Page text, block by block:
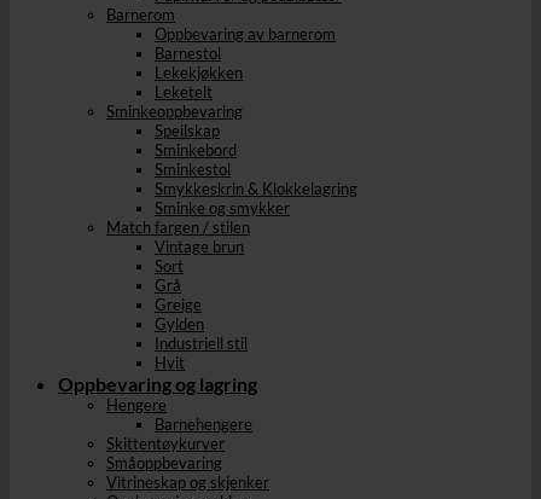
Barnerom
Oppbevaring av barnerom
Barnestol
Lekekjøkken
Leketelt
Sminkeoppbevaring
Speilskap
Sminkebord
Sminkestol
Smykkeskrin & Klokkelagring
Sminke og smykker
Match fargen / stilen
Vintage brun
Sort
Grå
Greige
Gylden
Industriell stil
Hvit
Oppbevaring og lagring
Hengere
Barnehengere
Skittentøykurver
Småoppbevaring
Vitrineskap og skjenker